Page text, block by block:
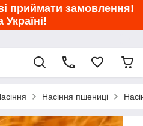
приймати замовлення!
Насіння пшениці